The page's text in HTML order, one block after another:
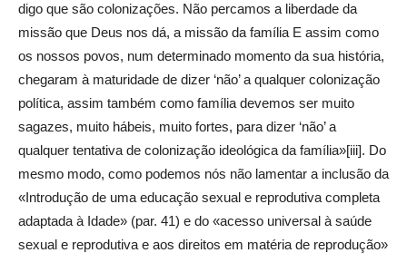
digo que são colonizações. Não percamos a liberdade da
missão que Deus nos dá, a missão da família E assim como
os nossos povos, num determinado momento da sua história,
chegaram à maturidade de dizer ‘não’ a qualquer colonização
política, assim também como família devemos ser muito
sagazes, muito hábeis, muito fortes, para dizer ‘não’ a
qualquer tentativa de colonização ideológica da família»[iii]. Do
mesmo modo, como podemos nós não lamentar a inclusão da
«Introdução de uma educação sexual e reprodutiva completa
adaptada à Idade» (par. 41) e do «acesso universal à saúde
sexual e reprodutiva e aos direitos em matéria de reprodução»